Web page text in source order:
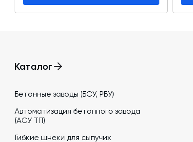
Каталог
Бетонные заводы (БСУ, РБУ)
Автоматизация бетонного завода
(АСУ ТП)
Гибкие шнеки для сыпучих